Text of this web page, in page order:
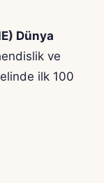
Dünya
ve
ilk 100